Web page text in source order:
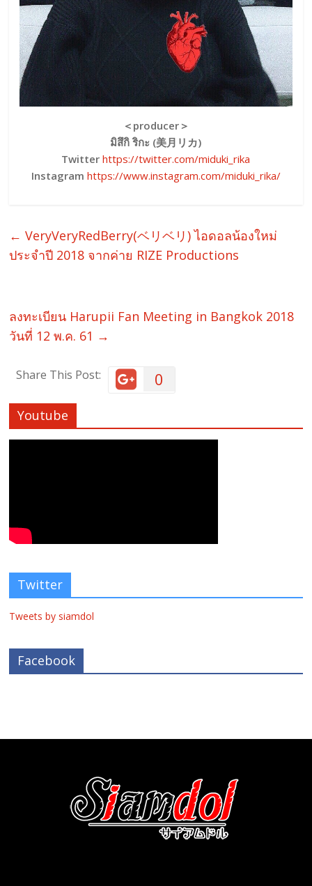
＜producer＞
มิสึกิ ริกะ (美月リカ)
Twitter https://twitter.com/miduki_rika
Instagram https://www.instagram.com/miduki_rika/
← VeryVeryRedBerry(ベリベリ) ไอดอลน้องใหม่
ประจำปี 2018 จากค่าย RIZE Productions
ลงทะเบียน Harupii Fan Meeting in Bangkok 2018
วันที่ 12 พ.ค. 61 →
Share This Post: 0
Youtube
Twitter
Tweets by siamdol
Facebook